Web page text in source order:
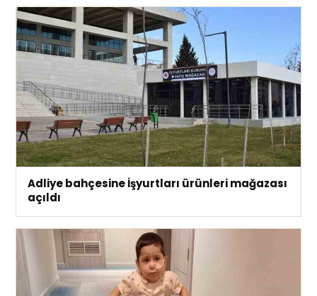
Adliye bahçesine İşyurtları ürünleri mağazası
açıldı